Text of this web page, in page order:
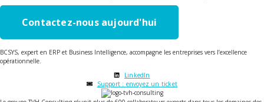
Contactez-nous aujourd'hui
BCSYS, expert en ERP et Business Intelligence, accompagne les entreprises vers l’excellence
opérationnelle.
LinkedIn
Support : envoyez un ticket